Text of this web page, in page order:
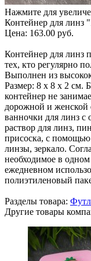
Нажмите для
Контейнер для линз
Цена: 163.00 руб.
Контейнер для линз
тех, кто регулярно
Выполнен из
Размер: 8 x 8 x 2 см.
контейнер не
дорожной и женской
ванночки для линз с
раствор для линз,
присоска, с
линзы, зеркало.
необходимое в одном
ежедневном
полиэтиленовый
Разделы товара:
Другие товары